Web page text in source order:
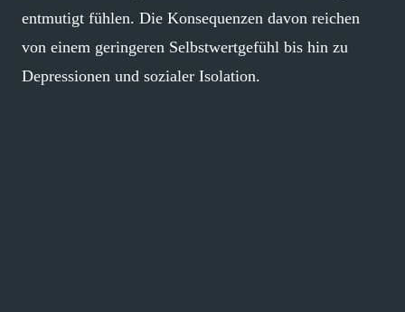
entmutigt fühlen. Die Konsequenzen davon reichen
von einem geringeren Selbstwertgefühl bis hin zu
Depressionen und sozialer Isolation.